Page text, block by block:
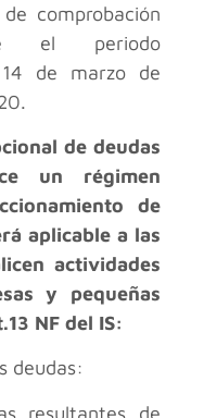
comprobación
el periodo
de marzo de
de deudas
un régimen
de
aplicable a las
actividades
y pequeñas
NF del IS:
deudas:
resultantes de